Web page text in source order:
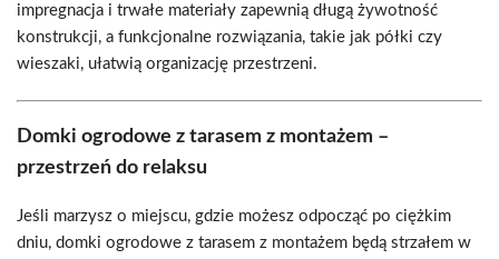
impregnacja i trwałe materiały zapewnią długą żywotność
konstrukcji, a funkcjonalne rozwiązania, takie jak półki czy
wieszaki, ułatwią organizację przestrzeni.
Domki ogrodowe z tarasem z montażem –
przestrzeń do relaksu
Jeśli marzysz o miejscu, gdzie możesz odpocząć po ciężkim
dniu, domki ogrodowe z tarasem z montażem będą strzałem w